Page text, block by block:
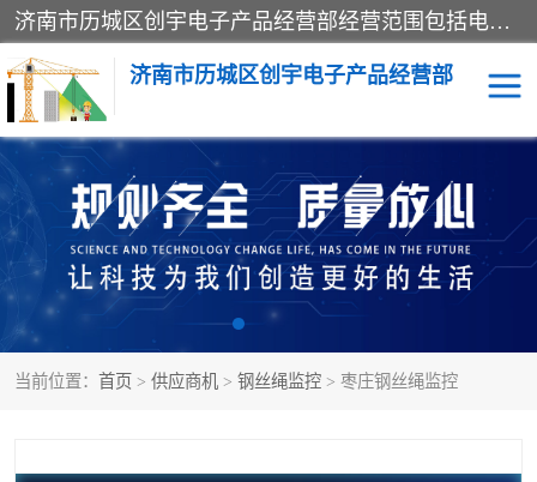
济南市历城区创宇电子产品经营部经营范围包括电子产品、起重机械配件、电气设备、仪器仪表、配电箱、监控设备的批发、零售；配电箱、仪器仪表（不含计量器）、工业自动化设备（不含特种设备、电力设备）的安装、维修。（依法须经批准的项目，经相关部门批准后方可开展经营活动）。
济南市历城区创宇电子产品经营部
当前位置： 首页 > 供应商机 > 钢丝绳监控 > 枣庄钢丝绳监控
标养式监测 吊钩可视化
钢丝绳监控 高支模
升降机 施工临电箱监测系统